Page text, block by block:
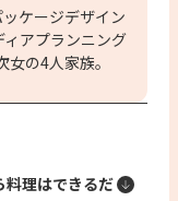
ケージデザイン
アプランニング
の4人家族。
料理はできるだ